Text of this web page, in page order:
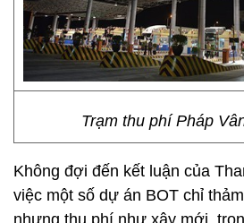
Trạm thu phí Pháp
Không đợi đến kết luận của
việc một số dự án BOT chỉ
nhưng thu phí như xây mới,